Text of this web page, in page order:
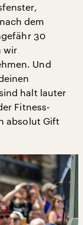
dem
30
wir
Und
halt lauter
Fitness-
absolut Gift